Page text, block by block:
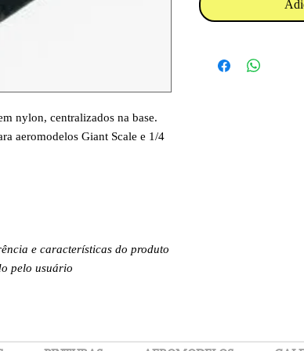
nylon, centralizados na base.
aeromodelos Giant Scale e 1/4
e características do produto
pelo usuário